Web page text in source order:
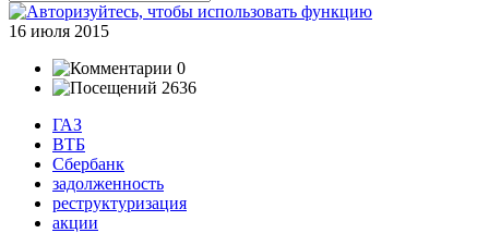
16 июля 2015
0
2636
ГАЗ
ВТБ
Сбербанк
задолженность
реструктуризация
акции